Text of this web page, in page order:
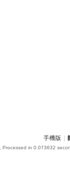
手機版
, Processed in 0.073632